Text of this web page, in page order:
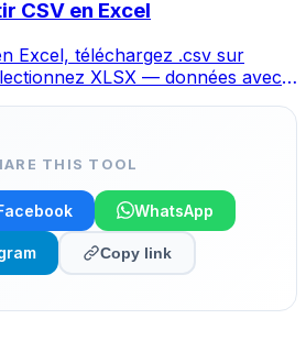
CSV en Excel
Excel, téléchargez .csv sur
XLSX — données avec
THIS TOOL
WhatsApp
Copy link